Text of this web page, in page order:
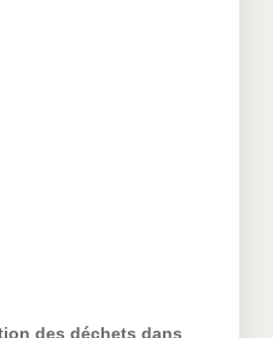
des déchets dans